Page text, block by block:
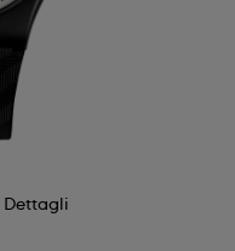
Dettagli